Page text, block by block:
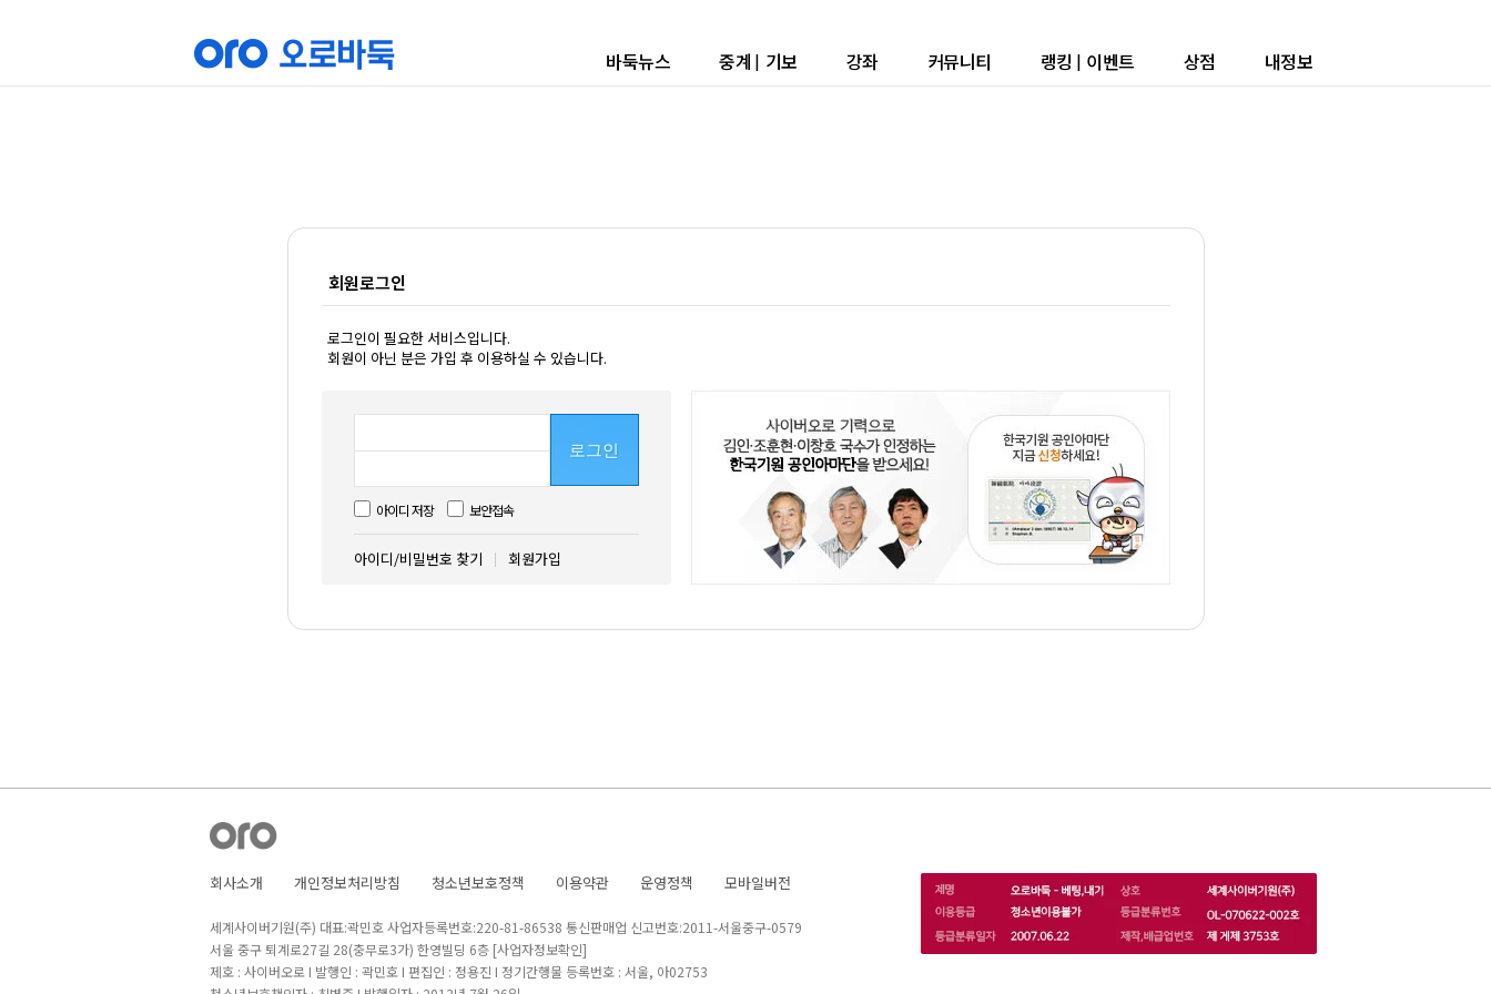
바둑뉴스 중계 | 기보 강좌 커뮤니티 랭킹 | 이벤트 상점 내정보
회원로그인
로그인이 필요한 서비스입니다.
회원이 아닌 분은 가입 후 이용하실 수 있습니다.
로그인
아이디 저장 보안접속
아이디/비밀번호 찾기 회원가입
회사소개 개인정보처리방침 청소년보호정책 이용약관 운영정책 모바일버전
세계사이버기원(주) 대표:곽민호 사업자등록번호:220-81-86538 통신판매업 신고번호:2011-서울중구-0579
서울 중구 퇴계로27길 28(충무로3가) 한영빌딩 6층 [사업자정보확인]
제호 : 사이버오로 I 발행인 : 곽민호 I 편집인 : 정용진 I 정기간행물 등록번호 : 서울, 아02753